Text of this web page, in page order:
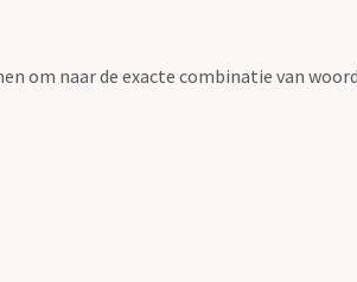
om naar de exacte combinatie van